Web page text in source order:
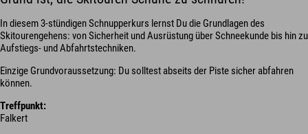
In diesem 3-stündigen Schnupperkurs lernst Du die Grundlagen des
Skitourengehens: von Sicherheit und Ausrüstung über Schneekunde bis hin zu
Aufstiegs- und Abfahrtstechniken.
Einzige Grundvoraussetzung: Du solltest abseits der Piste sicher abfahren
können.
Treffpunkt:
Falkert